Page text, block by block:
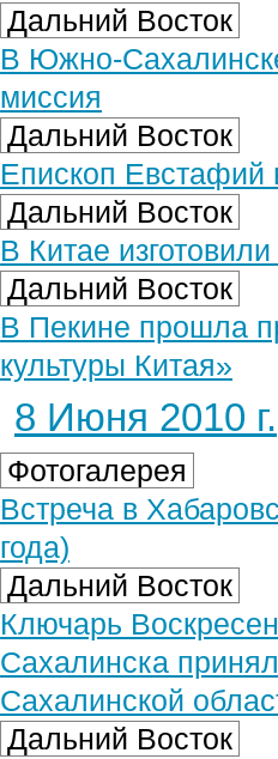
Дальний Восток
В Южно-
миссия
Дальний Восток
Епископ Евстафий
Дальний Восток
В Китае
Дальний Восток
В Пекине прошла
культуры Китая»
8 Июня 2010 г.
Фотогалерея
Встреча в
года)
Дальний Восток
Ключарь
Сахалинска
Сахалинской
Дальний Восток